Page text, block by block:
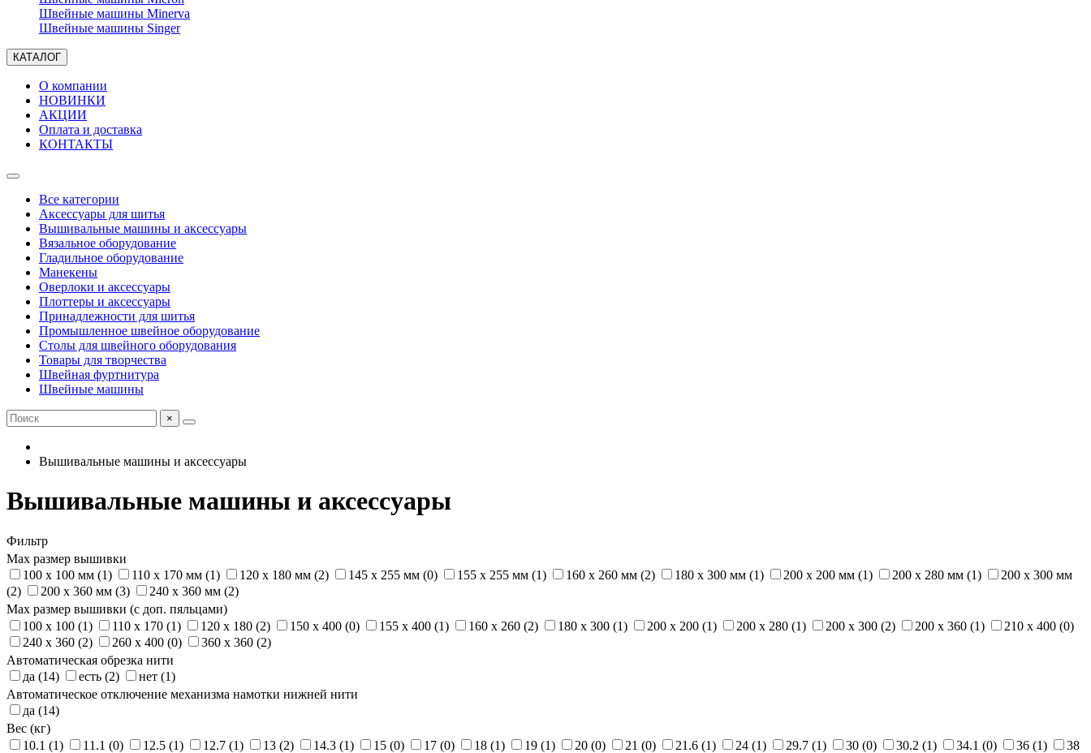
Швейные машины Minerva
Швейные машины Singer
КАТАЛОГ
О компании
НОВИНКИ
АКЦИИ
Оплата и доставка
КОНТАКТЫ
Все категории
Аксессуары для шитья
Вышивальные машины и аксессуары
Вязальное оборудование
Гладильное оборудование
Манекены
Оверлоки и аксессуары
Плоттеры и аксессуары
Принадлежности для шитья
Промышленное швейное оборудование
Столы для швейного оборудования
Товары для творчества
Швейная фуртнитура
Швейные машины
×
Вышивальные машины и аксессуары
Вышивальные машины и аксессуары
Фильтр
Max размер вышивки
100 x 100 мм (1)
110 x 170 мм (1) 120 x 180 мм (2) 145 x 255 мм (0) 155 x 255 мм (1) 160 x 260 мм (2) 180 x 300 мм (1) 200 x 200 мм (1) 200 x 280 мм (1)
200 x 300 мм
(2)
200 x 360 мм (3)
240 x 360 мм (2)
Max размер вышивки (с доп. пяльцами)
100 x 100 (1)
110 x 170 (1) 120 x 180 (2) 150 x 400 (0) 155 x 400 (1) 160 x 260 (2) 180 x 300 (1) 200 x 200 (1) 200 x 280 (1) 200 x 300 (2) 200 x 360 (1)
210 x 400 (0)
240 x 360 (2)
260 x 400 (0)
360 x 360 (2)
Автоматическая обрезка нити
да (14)
есть (2)
нет (1)
Автоматическое отключение механизма намотки нижней нити
да (14)
Вес (кг)
10.1 (1)
11.1 (0) 12.5 (1) 12.7 (1) 13 (2) 14.3 (1) 15 (0) 17 (0) 18 (1) 19 (1) 20 (0) 21 (0) 21.6 (1) 24 (1) 29.7 (1) 30 (0) 30.2 (1) 34.1 (0) 36 (1)
38